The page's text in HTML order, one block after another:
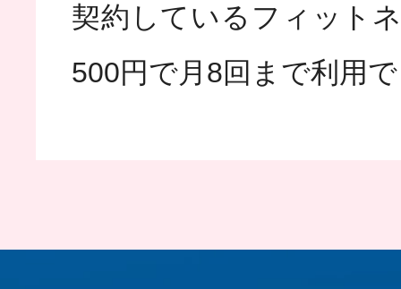
契約しているフィット
500円で月8回まで利用